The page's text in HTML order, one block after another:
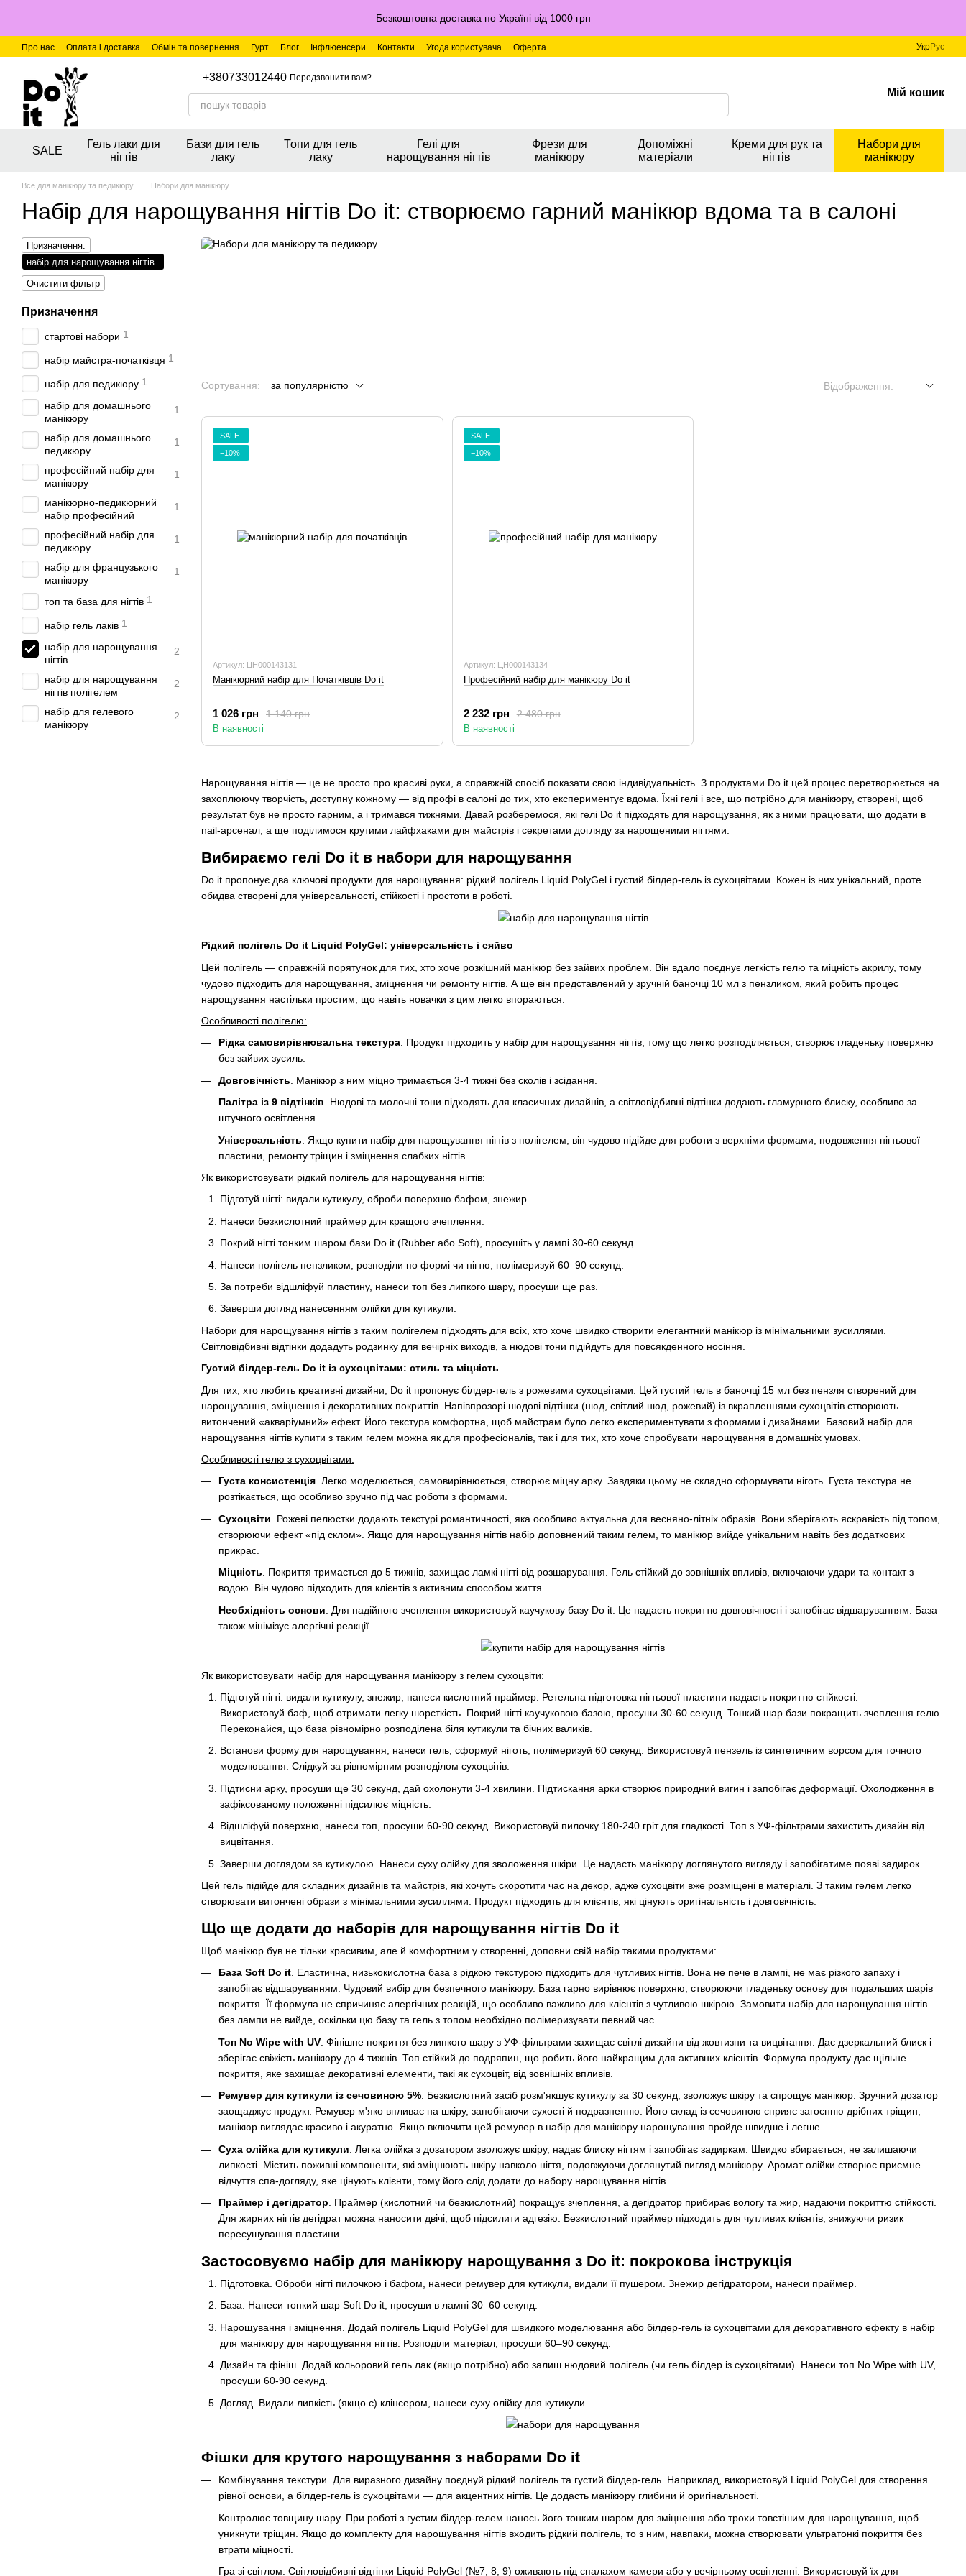
Безкоштовна доставка по Україні від 1000 грн
Про нас Оплата і доставка Обмін та повернення Гурт Блог Інфлюенсери Контакти Угода користувача Оферта УкрРус
+380733012440 Передзвонити вам?
Мій кошик
SALE
Гель лаки для
нігтів
Бази для гель
лаку
Топи для гель
лаку
Гелі для
нарощування нігтів
Фрези для
манікюру
Допоміжні
матеріали
Креми для рук та
нігтів
Набори для
манікюру
Все для манікюру та педикюру Набори для манікюру
Набір для нарощування нігтів Do it: створюємо гарний манікюр вдома та в салоні
Сортування: за популярністю Відображення:
Нарощування нігтів — це не просто про красиві руки, а справжній спосіб показати свою індивідуальність. З продуктами Do it цей процес перетворюється на
захоплюючу творчість, доступну кожному — від профі в салоні до тих, хто експериментує вдома. Їхні гелі і все, що потрібно для манікюру, створені, щоб
результат був не просто гарним, а і тримався тижнями. Давай розберемося, які гелі Do it підходять для нарощування, як з ними працювати, що додати в
nail-арсенал, а ще поділимося крутими лайфхаками для майстрів і секретами догляду за нарощеними нігтями.
Вибираємо гелі Do it в набори для нарощування
Do it пропонує два ключові продукти для нарощування: рідкий полігель Liquid PolyGel і густий білдер-гель із сухоцвітами. Кожен із них унікальний, проте
обидва створені для універсальності, стійкості і простоти в роботі.
Рідкий полігель Do it Liquid PolyGel: універсальність і сяйво
Цей полігель — справжній порятунок для тих, хто хоче розкішний манікюр без зайвих проблем. Він вдало поєднує легкість гелю та міцність акрилу, тому
чудово підходить для нарощування, зміцнення чи ремонту нігтів. А ще він представлений у зручній баночці 10 мл з пензликом, який робить процес
нарощування настільки простим, що навіть новачки з цим легко впораються.
Особливості полігелю:
Рідка самовирівнювальна текстура. Продукт підходить у набір для нарощування нігтів, тому що легко розподіляється, створює гладеньку поверхню
без зайвих зусиль.
Довговічність . Манікюр з ним міцно тримається 3-4 тижні без сколів і зсідання.
Палітра із 9 відтінків. Нюдові та молочні тони підходять для класичних дизайнів, а світловідбивні відтінки додають гламурного блиску, особливо за
штучного освітлення.
Універсальність . Якщо купити набір для нарощування нігтів з полігелем, він чудово підійде для роботи з верхніми формами, подовження нігтьової
пластини, ремонту тріщин і зміцнення слабких нігтів.
Як використовувати рідкий полігель для нарощування нігтів:
Підготуй нігті: видали кутикулу, оброби поверхню бафом, знежир.
Нанеси безкислотний праймер для кращого зчеплення.
Покрий нігті тонким шаром бази Do it (Rubber або Soft), просушіть у лампі 30-60 секунд.
Нанеси полігель пензликом, розподіли по формі чи нігтю, полімеризуй 60–90 секунд.
За потреби відшліфуй пластину, нанеси топ без липкого шару, просуши ще раз.
Заверши догляд нанесенням олійки для кутикули.
Набори для нарощування нігтів з таким полігелем підходять для всіх, хто хоче швидко створити елегантний манікюр із мінімальними зусиллями.
Світловідбивні відтінки додадуть родзинку для вечірніх виходів, а нюдові тони підійдуть для повсякденного носіння.
Густий білдер-гель Do it із сухоцвітами: стиль та міцність
Для тих, хто любить креативні дизайни, Do it пропонує білдер-гель з рожевими сухоцвітами. Цей густий гель в баночці 15 мл без пензля створений для
нарощування, зміцнення і декоративних покриттів. Напівпрозорі нюдові відтінки (нюд, світлий нюд, рожевий) із вкрапленнями сухоцвітів створюють
витончений «акваріумний» ефект. Його текстура комфортна, щоб майстрам було легко експериментувати з формами і дизайнами. Базовий набір для
нарощування нігтів купити з таким гелем можна як для професіоналів, так і для тих, хто хоче спробувати нарощування в домашніх умовах.
Особливості гелю з сухоцвітами:
Густа консистенція. Легко моделюється, самовирівнюється, створює міцну арку. Завдяки цьому не складно сформувати ніготь. Густа текстура не
розтікається, що особливо зручно під час роботи з формами.
Сухоцвіти . Рожеві пелюстки додають текстурі романтичності, яка особливо актуальна для весняно-літніх образів. Вони зберігають яскравість під топом,
створюючи ефект «під склом». Якщо для нарощування нігтів набір доповнений таким гелем, то манікюр вийде унікальним навіть без додаткових
прикрас.
Міцність . Покриття тримається до 5 тижнів, захищає ламкі нігті від розшарування. Гель стійкий до зовнішніх впливів, включаючи удари та контакт з
водою. Він чудово підходить для клієнтів з активним способом життя.
Необхідність основи . Для надійного зчеплення використовуй каучукову базу Do it. Це надасть покриттю довговічності і запобігає відшаруванням. База
також мінімізує алергічні реакції.
Як використовувати набір для нарощування манікюру з гелем сухоцвіти:
Підготуй нігті: видали кутикулу, знежир, нанеси кислотний праймер. Ретельна підготовка нігтьової пластини надасть покриттю стійкості.
Використовуй баф, щоб отримати легку шорсткість. Покрий нігті каучуковою базою, просуши 30-60 секунд. Тонкий шар бази покращить зчеплення гелю.
Переконайся, що база рівномірно розподілена біля кутикули та бічних валиків.
Встанови форму для нарощування, нанеси гель, сформуй ніготь, полімеризуй 60 секунд. Використовуй пензель із синтетичним ворсом для точного
моделювання. Слідкуй за рівномірним розподілом сухоцвітів.
Підтисни арку, просуши ще 30 секунд, дай охолонути 3-4 хвилини. Підтискання арки створює природний вигин і запобігає деформації. Охолодження в
зафіксованому положенні підсилює міцність.
Відшліфуй поверхню, нанеси топ, просуши 60-90 секунд. Використовуй пилочку 180-240 гріт для гладкості. Топ з УФ-фільтрами захистить дизайн від
вицвітання.
Заверши доглядом за кутикулою. Нанеси суху олійку для зволоження шкіри. Це надасть манікюру доглянутого вигляду і запобігатиме появі задирок.
Цей гель підійде для складних дизайнів та майстрів, які хочуть скоротити час на декор, адже сухоцвіти вже розміщені в матеріалі. З таким гелем легко
створювати витончені образи з мінімальними зусиллями. Продукт підходить для клієнтів, які цінують оригінальність і довговічність.
Що ще додати до наборів для нарощування нігтів Do it
Щоб манікюр був не тільки красивим, але й комфортним у створенні, доповни свій набір такими продуктами:
База Soft Do it. Еластична, низькокислотна база з рідкою текстурою підходить для чутливих нігтів. Вона не пече в лампі, не має різкого запаху і
запобігає відшаруванням. Чудовий вибір для безпечного манікюру. База гарно вирівнює поверхню, створюючи гладеньку основу для подальших шарів
покриття. Її формула не спричиняє алергічних реакцій, що особливо важливо для клієнтів з чутливою шкірою. Замовити набір для нарощування нігтів
без лампи не вийде, оскільки цю базу та гель з топом необхідно полімеризувати певний час.
Топ No Wipe with UV . Фінішне покриття без липкого шару з УФ-фільтрами захищає світлі дизайни від жовтизни та вицвітання. Дає дзеркальний блиск і
зберігає свіжість манікюру до 4 тижнів. Топ стійкий до подряпин, що робить його найкращим для активних клієнтів. Формула продукту дає щільне
покриття, яке захищає декоративні елементи, такі як сухоцвіт, від зовнішніх впливів.
Ремувер для кутикули із сечовиною 5%. Безкислотний засіб розм'якшує кутикулу за 30 секунд, зволожує шкіру та спрощує манікюр. Зручний дозатор
заощаджує продукт. Ремувер м'яко впливає на шкіру, запобігаючи сухості й подразненню. Його склад із сечовиною сприяє загоєнню дрібних тріщин,
манікюр виглядає красиво і акуратно. Якщо включити цей ремувер в набір для манікюру нарощування пройде швидше і легше.
Суха олійка для кутикули . Легка олійка з дозатором зволожує шкіру, надає блиску нігтям і запобігає задиркам. Швидко вбирається, не залишаючи
липкості. Містить поживні компоненти, які зміцнюють шкіру навколо нігтя, подовжуючи доглянутий вигляд манікюру. Аромат олійки створює приємне
відчуття спа-догляду, яке цінують клієнти, тому його слід додати до набору нарощування нігтів.
Праймер і дегідратор . Праймер (кислотний чи безкислотний) покращує зчеплення, а дегідратор прибирає вологу та жир, надаючи покриттю стійкості.
Для жирних нігтів дегідрат можна наносити двічі, щоб підсилити адгезію. Безкислотний праймер підходить для чутливих клієнтів, знижуючи ризик
пересушування пластини.
Застосовуємо набір для манікюру нарощування з Do it: покрокова інструкція
Підготовка. Оброби нігті пилочкою і бафом, нанеси ремувер для кутикули, видали її пушером. Знежир дегідратором, нанеси праймер.
База. Нанеси тонкий шар Soft Do it, просуши в лампі 30–60 секунд.
Нарощування і зміцнення. Додай полігель Liquid PolyGel для швидкого моделювання або білдер-гель із сухоцвітами для декоративного ефекту в набір
для манікюру для нарощування нігтів. Розподіли матеріал, просуши 60–90 секунд.
Дизайн та фініш. Додай кольоровий гель лак (якщо потрібно) або залиш нюдовий полігель (чи гель білдер із сухоцвітами). Нанеси топ No Wipe with UV,
просуши 60-90 секунд.
Догляд. Видали липкість (якщо є) клінсером, нанеси суху олійку для кутикули.
Фішки для крутого нарощування з наборами Do it
Комбінування текстури. Для виразного дизайну поєднуй рідкий полігель та густий білдер-гель. Наприклад, використовуй Liquid PolyGel для створення
рівної основи, а білдер-гель із сухоцвітами — для акцентних нігтів. Це додасть манікюру глибини й оригінальності.
Контролює товщину шару. При роботі з густим білдер-гелем нанось його тонким шаром для зміцнення або трохи товстішим для нарощування, щоб
уникнути тріщин. Якщо до комплекту для нарощування нігтів входить рідкий полігель, то з ним, навпаки, можна створювати ультратонкі покриття без
втрати міцності.
Гра зі світлом. Світловідбивні відтінки Liquid PolyGel (№7, 8, 9) оживають під спалахом камери або у вечірньому освітленні. Використовуй їх для
SALE
−10%
Артикул: ЦН000143131
Манікюрний набір для Початківців Do it
1 140 грн
1 026 грн
В наявності
SALE
−10%
Артикул: ЦН000143134
Професійний набір для манікюру Do it
2 480 грн
2 232 грн
В наявності
Призначення:
набір для нарощування нігтів
Очистити фільтр
Призначення
стартові набори 1
набір майстра-початківця 1
набір для педикюру 1
набір для домашнього
манікюру
1
набір для домашнього
педикюру
1
професійний набір для
манікюру
1
манікюрно-педикюрний
набір професійний
1
професійний набір для
педикюру
1
набір для французького
манікюру
1
топ та база для нігтів 1
набір гель лаків 1
набір для нарощування
нігтів
2
набір для нарощування
нігтів полігелем
2
набір для гелевого
манікюру
2